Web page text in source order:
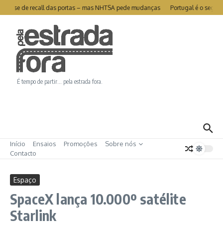
Ir para o conteúdo
se de recall das portas – mas NHTSA pede mudanças Portugal é o
É tempo de partir… pela estrada fora.
Início Ensaios Promoções
Sobre nós
Contacto
Espaço
SpaceX lança 10.000º satélite
Starlink